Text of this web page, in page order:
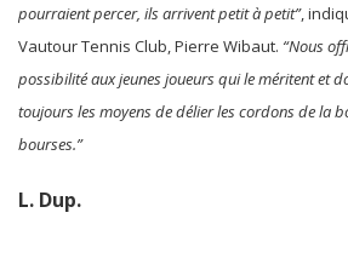
pourraient percer, ils arrivent petit à petit”,
Vautour Tennis Club, Pierre Wibaut. “Nous
possibilité aux jeunes joueurs qui le méritent et
toujours les moyens de délier les cordons de la
bourses.”
L. Dup.